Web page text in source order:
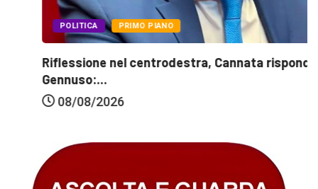
POLITICA PRIMO PIANO
Riflessione nel centrodestra, Cannata risponde a
Gennuso:...
08/08/2026